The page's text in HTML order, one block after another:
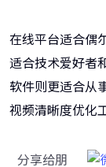
在线平台适合偶
适合技术爱好者
软件则更适合从
视频清晰度优化
分享给朋